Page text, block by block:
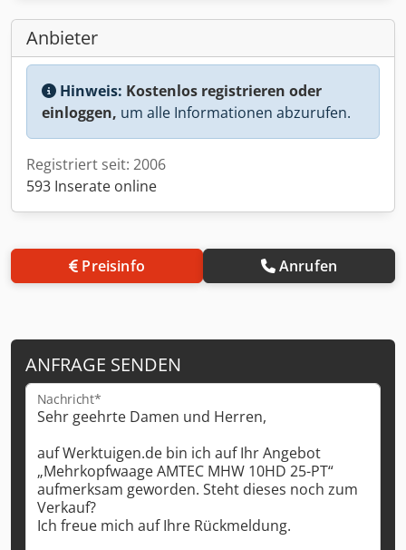
Anbieter
Hinweis: Kostenlos registrieren oder
einloggen, um alle Informationen abzurufen.
Registriert seit: 2006
593 Inserate online
Preisinfo Anrufen
ANFRAGE SENDEN
Nachricht*